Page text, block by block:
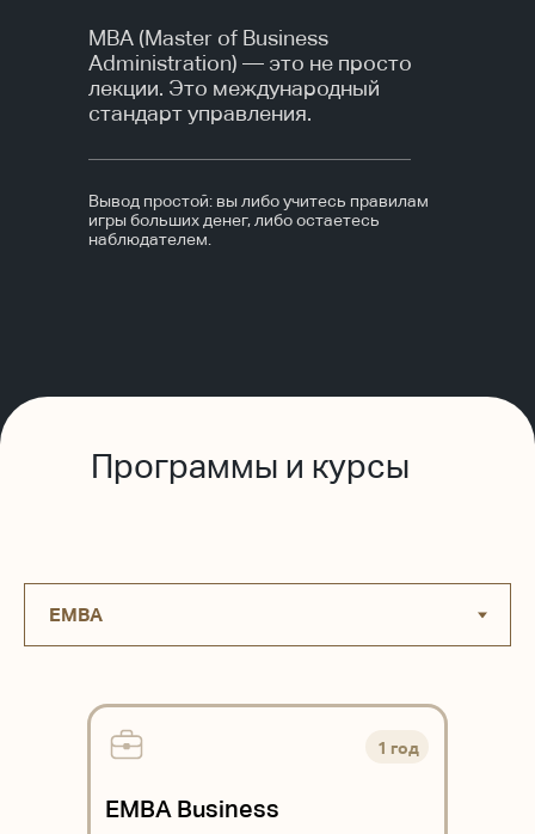
Вывод простой: вы либо учитесь правилам
игры больших денег, либо остаетесь
наблюдателем.
MBA (Master of Business
Administration) — это не просто
лекции. Это международный
стандарт управления.
Программы и курсы
1 год
EMBA Business